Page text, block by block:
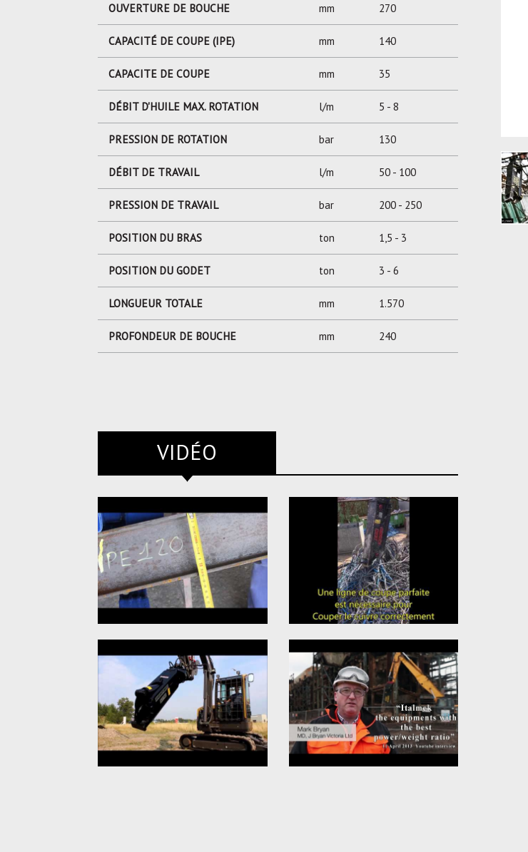
OUVERTURE DE BOUCHE mm 270
CAPACITÉ DE COUPE (IPE) mm 140
CAPACITE DE COUPE mm 35
DÉBIT D'HUILE MAX. ROTATION l/m 5 - 8
PRESSION DE ROTATION bar 130
DÉBIT DE TRAVAIL l/m 50 - 100
PRESSION DE TRAVAIL bar 200 - 250
POSITION DU BRAS ton 1,5 - 3
POSITION DU GODET ton 3 - 6
LONGUEUR TOTALE mm 1.570
PROFONDEUR DE BOUCHE mm 240
VIDÉO